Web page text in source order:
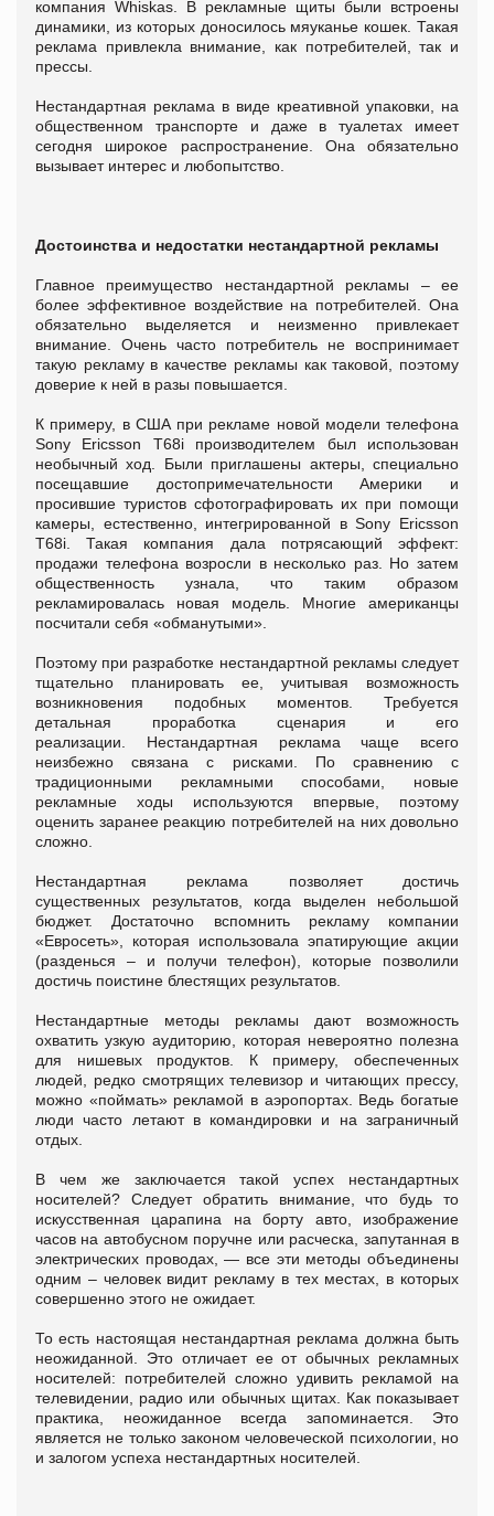
компания Whiskas. В рекламные щиты были встроены
динамики, из которых доносилось мяуканье кошек. Такая
реклама привлекла внимание, как потребителей, так и
прессы.
Нестандартная реклама в виде креативной упаковки, на
общественном транспорте и даже в туалетах имеет
сегодня широкое распространение. Она обязательно
вызывает интерес и любопытство.
Достоинства и недостатки нестандартной рекламы
Главное преимущество нестандартной рекламы – ее
более эффективное воздействие на потребителей. Она
обязательно выделяется и неизменно привлекает
внимание. Очень часто потребитель не воспринимает
такую рекламу в качестве рекламы как таковой, поэтому
доверие к ней в разы повышается.
К примеру, в США при рекламе новой модели телефона
Sony Ericsson T68i производителем был использован
необычный ход. Были приглашены актеры, специально
посещавшие достопримечательности Америки и
просившие туристов сфотографировать их при помощи
камеры, естественно, интегрированной в Sony Ericsson
T68i. Такая компания дала потрясающий эффект:
продажи телефона возросли в несколько раз. Но затем
общественность узнала, что таким образом
рекламировалась новая модель. Многие американцы
посчитали себя «обманутыми».
Поэтому при разработке нестандартной рекламы следует
тщательно планировать ее, учитывая возможность
возникновения подобных моментов. Требуется
детальная проработка сценария и его
реализации. Нестандартная реклама чаще всего
неизбежно связана с рисками. По сравнению с
традиционными рекламными способами, новые
рекламные ходы используются впервые, поэтому
оценить заранее реакцию потребителей на них довольно
сложно.
Нестандартная реклама позволяет достичь
существенных результатов, когда выделен небольшой
бюджет. Достаточно вспомнить рекламу компании
«Евросеть», которая использовала эпатирующие акции
(разденься – и получи телефон), которые позволили
достичь поистине блестящих результатов.
Нестандартные методы рекламы дают возможность
охватить узкую аудиторию, которая невероятно полезна
для нишевых продуктов. К примеру, обеспеченных
людей, редко смотрящих телевизор и читающих прессу,
можно «поймать» рекламой в аэропортах. Ведь богатые
люди часто летают в командировки и на заграничный
отдых.
В чем же заключается такой успех нестандартных
носителей? Следует обратить внимание, что будь то
искусственная царапина на борту авто, изображение
часов на автобусном поручне или расческа, запутанная в
электрических проводах, — все эти методы объединены
одним – человек видит рекламу в тех местах, в которых
совершенно этого не ожидает.
То есть настоящая нестандартная реклама должна быть
неожиданной. Это отличает ее от обычных рекламных
носителей: потребителей сложно удивить рекламой на
телевидении, радио или обычных щитах. Как показывает
практика, неожиданное всегда запоминается. Это
является не только законом человеческой психологии, но
и залогом успеха нестандартных носителей.